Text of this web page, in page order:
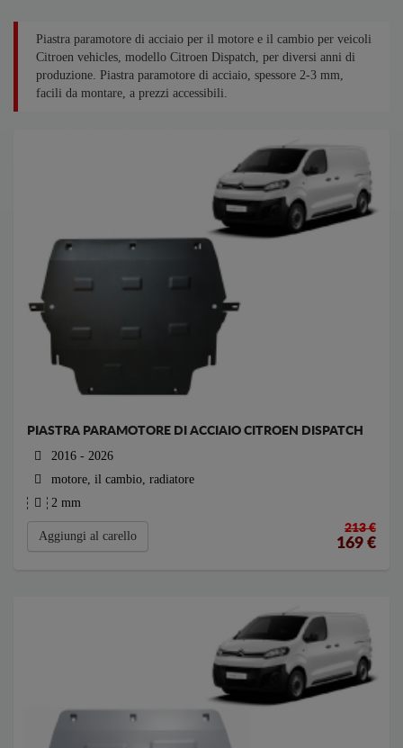
Piastra paramotore di acciaio per il motore e il cambio per veicoli
Citroen vehicles, modello Citroen Dispatch, per diversi anni di
produzione. Piastra paramotore di acciaio, spessore 2-3 mm,
facili da montare, a prezzi accessibili.
PIASTRA PARAMOTORE DI ACCIAIO CITROEN DISPATCH
2016 - 2026
motore, il cambio, radiatore
2 mm
Aggiungi al carello
213 €
169 €